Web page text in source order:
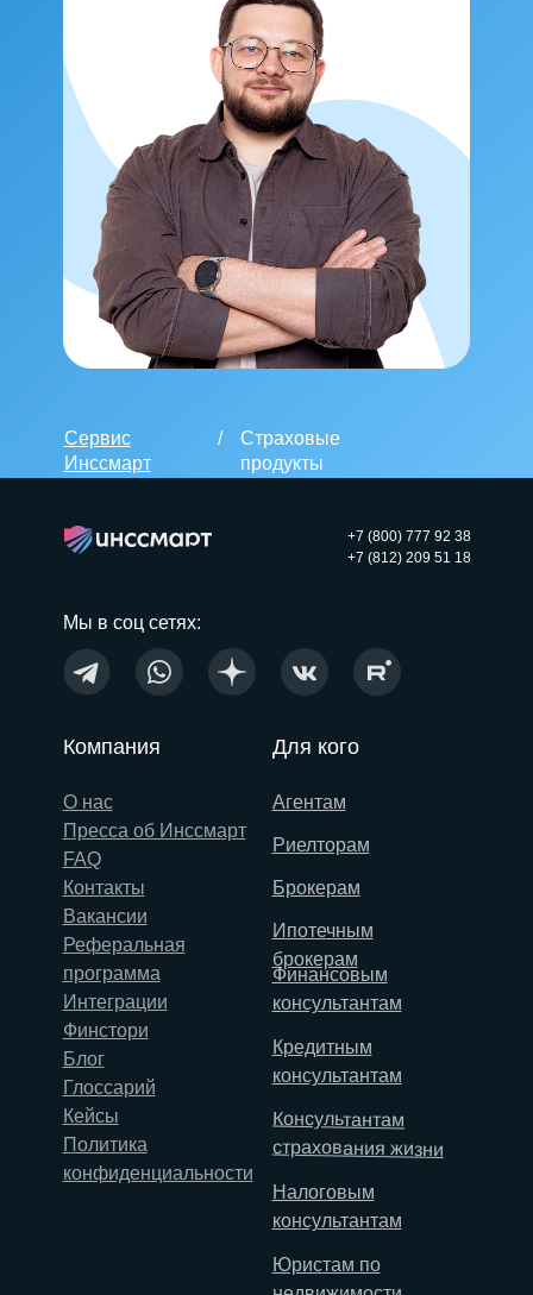
Страховые
продукты
/
Сервис
Инссмарт
+7 (800) 777 92 38
+7 (812) 209 51 18
Мы в соц сетях:
Для кого
Агентам
Риелторам
Брокерам
Ипотечным
брокерам
Кредитным
консультантам
Консультантам
страхования жизни
Налоговым
консультантам
Юристам по
Финансовым
консультантам
Компания
О нас
Пресса об Инссмарт
FAQ
Контакты
Вакансии
Реферальная
программа
Интеграции
Финстори
Блог
Глоссарий
Кейсы
Политика
конфиденциальности